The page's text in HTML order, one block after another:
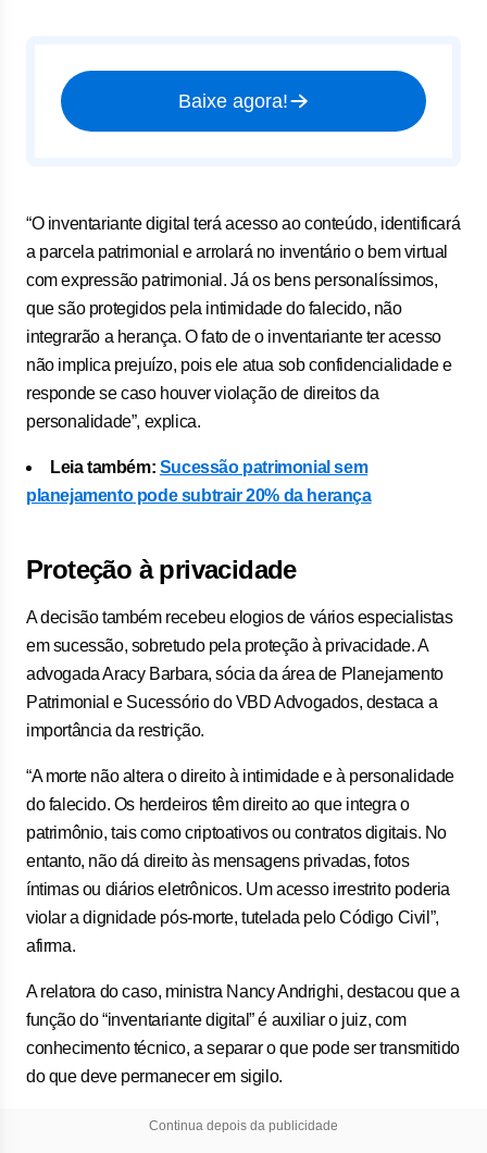
Baixe agora!
“O inventariante digital terá acesso ao conteúdo, identificará
a parcela patrimonial e arrolará no inventário o bem virtual
com expressão patrimonial. Já os bens personalíssimos,
que são protegidos pela intimidade do falecido, não
integrarão a herança. O fato de o inventariante ter acesso
não implica prejuízo, pois ele atua sob confidencialidade e
responde se caso houver violação de direitos da
personalidade”, explica.
Leia também: Sucessão patrimonial sem
planejamento pode subtrair 20% da herança
Proteção à privacidade
A decisão também recebeu elogios de vários especialistas
em sucessão, sobretudo pela proteção à privacidade. A
advogada Aracy Barbara, sócia da área de Planejamento
Patrimonial e Sucessório do VBD Advogados, destaca a
importância da restrição.
“A morte não altera o direito à intimidade e à personalidade
do falecido. Os herdeiros têm direito ao que integra o
patrimônio, tais como criptoativos ou contratos digitais. No
entanto, não dá direito às mensagens privadas, fotos
íntimas ou diários eletrônicos. Um acesso irrestrito poderia
violar a dignidade pós-morte, tutelada pelo Código Civil”,
afirma.
A relatora do caso, ministra Nancy Andrighi, destacou que a
função do “inventariante digital” é auxiliar o juiz, com
conhecimento técnico, a separar o que pode ser transmitido
do que deve permanecer em sigilo.
Continua depois da publicidade